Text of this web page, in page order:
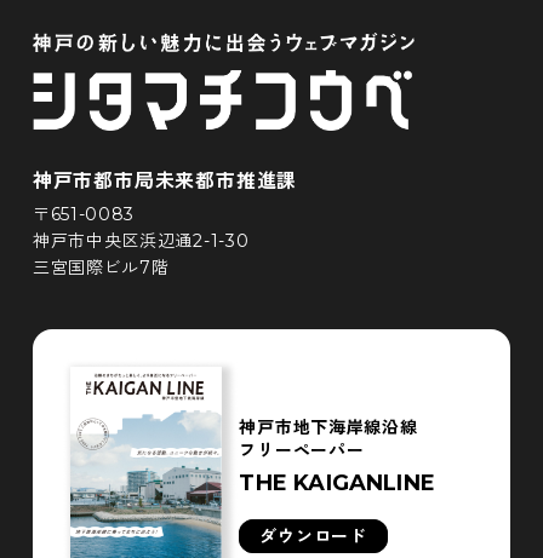
神戸市都市局未来都市推進課
〒651-0083
神戸市中央区浜辺通2-1-30
三宮国際ビル7階
神戸市地下海岸線沿線
フリーペーパー
THE KAIGANLINE
ダウンロード